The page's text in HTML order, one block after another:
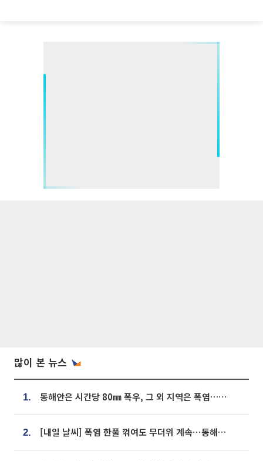
많이 본 뉴스
1. 동해안은 시간당 80㎜ 폭우, 그 외 지역은 폭염…‘극과 극 날씨’
2. [내일 날씨] 폭염 한풀 꺾여도 무더위 계속⋯동해안 이틀 연속 비